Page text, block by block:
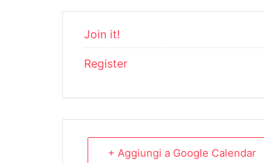
Join it!
Register
+ Aggiungi a Google Calendar